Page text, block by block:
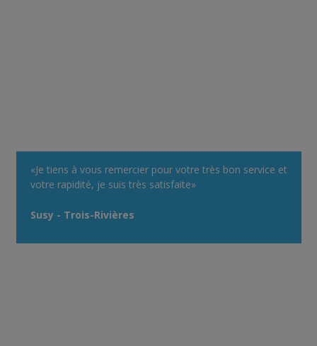
«Je tiens à vous remercier pour votre très bon service et
votre rapidité, je suis très satisfaite»
Susy - Trois-Rivières